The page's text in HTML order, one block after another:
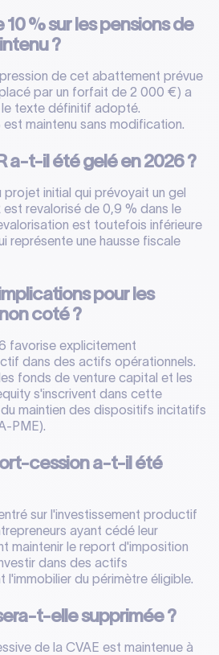
% sur les pensions de
?
de cet abattement prévue
par un forfait de 2 000 €) a
texte définitif adopté.
maintenu sans modification.
a-t-il été gelé en 2026 ?
projet initial qui prévoyait un gel
revalorisé de 0,9 % dans le
est toutefois inférieure
représente une hausse fiscale
pour les
coté ?
favorise explicitement
dans des actifs opérationnels.
fonds de venture capital et les
s'inscrivent dans cette
maintien des dispositifs incitatifs
PME).
cession a-t-il été
sur l'investissement productif
ayant cédé leur
maintenir le report d'imposition
dans des actifs
l'immobilier du périmètre éligible.
t-elle supprimée ?
de la CVAE est maintenue à